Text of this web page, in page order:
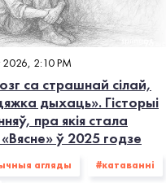
2026, 2:10 PM
са страшнай сілай,
дыхаць». Гісторыі
пра якія стала
ў 2025 годзе
агляды #катаванні